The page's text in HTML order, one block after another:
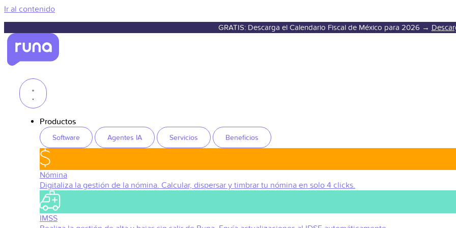
Ir al contenido
GRATIS: Descarga el Calendario Fiscal de México para 2026 →
Productos
Software Agentes IA Servicios Beneficios
Nómina
Digitaliza la gestión de la nómina. Calcular, dispersar y timbrar tu nómina en solo 4 clicks.
IMSS